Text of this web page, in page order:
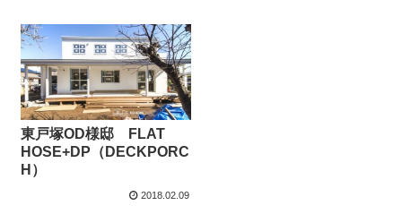
東戸塚OD様邸 FLAT
HOSE+DP（DECKPORC
H）
2018.02.09